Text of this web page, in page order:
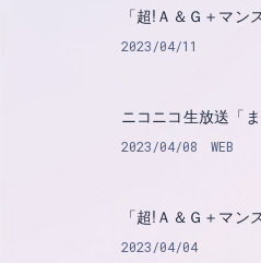
「超!Ａ＆Ｇ＋マ
2023/04/11
ニコニコ生放送「
2023/04/08 WEB
「超!Ａ＆Ｇ＋マ
2023/04/04